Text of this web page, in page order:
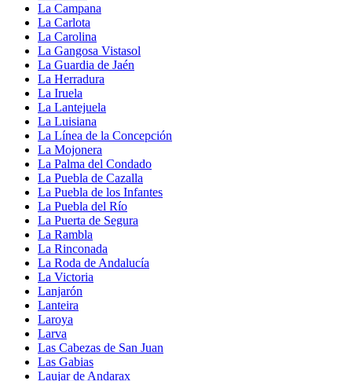
La Campana
La Carlota
La Carolina
La Gangosa Vistasol
La Guardia de Jaén
La Herradura
La Iruela
La Lantejuela
La Luisiana
La Línea de la Concepción
La Mojonera
La Palma del Condado
La Puebla de Cazalla
La Puebla de los Infantes
La Puebla del Río
La Puerta de Segura
La Rambla
La Rinconada
La Roda de Andalucía
La Victoria
Lanjarón
Lanteira
Laroya
Larva
Las Cabezas de San Juan
Las Gabias
Laujar de Andarax